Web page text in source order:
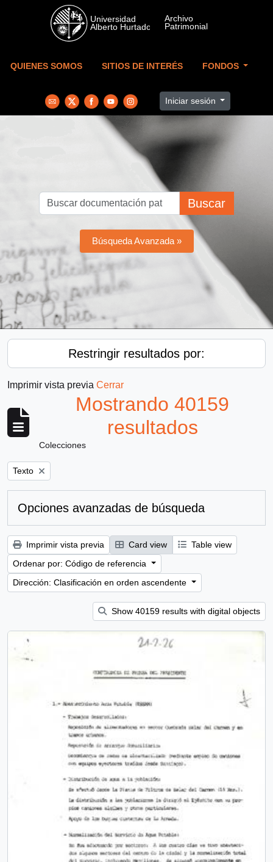
Skip to main content
QUIENES SOMOS SITIOS DE INTERÉS FONDOS
Iniciar sesión
Buscar
Búsqueda Avanzada »
Restringir resultados por:
Imprimir vista previa Cerrar
Mostrando 40159
resultados
Colecciones
Remove filter:
Texto
Opciones avanzadas de búsqueda
Imprimir vista previa Card view
Table view
Ordenar por: Código de referencia
Dirección: Clasificación en orden ascendente
Show 40159 results with digital objects